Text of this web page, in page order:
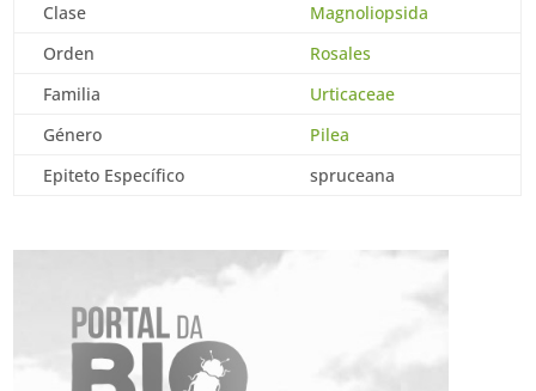
Clase
Magnoliopsida
Orden
Rosales
Familia
Urticaceae
Género
Pilea
Epiteto Específico
spruceana